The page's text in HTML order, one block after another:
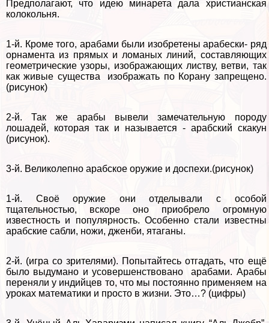
Предполагают, что идею минарета дала христианская
колокольня.
1-й. Кроме того, аpaбами были изобретены арабески- ряд
орнамента из прямых и ломаных линий, составляющих
геометрические узоры, изображающих листву, ветви, так
как живые существа изображать по Корану запрещено.
(рисунок)
2-й. Так же аpaбы вывели замечательную породу
лошадей, которая так и называется - арабский скакун
(рисунок).
3-й. Великолепно арабское оружие и доспехи.(рисунок)
1-й. Своё оружие они отделывали с особой
тщательностью, вскоре оно приобрело огромную
известность и популярность. Особенно стали известны
арабские сабли, ножи, дженби, ятаганы.
2-й. (игра со зрителями). Попытайтесь отгадать, что ещё
было выдумано и усовершенствовано аpaбами. Аpaбы
переняли у индийцев то, что мы постоянно применяем на
уроках математики и просто в жизни. Это…? (цифры)